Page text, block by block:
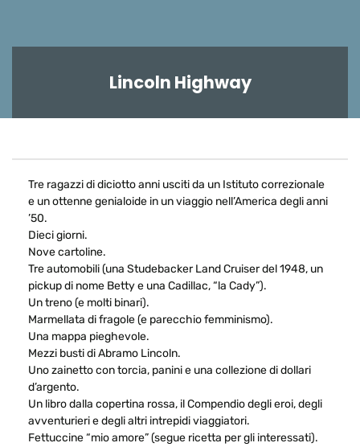
Lincoln Highway
Tre ragazzi di diciotto anni usciti da un Istituto correzionale
e un ottenne genialoide in un viaggio nell’America degli anni
’50.
Dieci giorni.
Nove cartoline.
Tre automobili (una Studebacker Land Cruiser del 1948, un
pickup di nome Betty e una Cadillac, “la Cady”).
Un treno (e molti binari).
Marmellata di fragole (e parecchio femminismo).
Una mappa pieghevole.
Mezzi busti di Abramo Lincoln.
Uno zainetto con torcia, panini e una collezione di dollari
d’argento.
Un libro dalla copertina rossa, il Compendio degli eroi, degli
avventurieri e degli altri intrepidi viaggiatori.
Fettuccine “mio amore” (segue ricetta per gli interessati).